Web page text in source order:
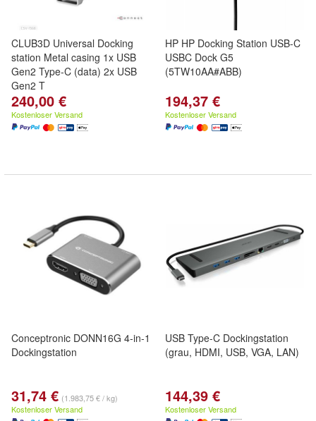
CLUB3D Universal Docking
station Metal casing 1x USB
Gen2 Type-C (data) 2x USB
Gen2 T
240,00 €
Kostenloser Versand
HP HP Docking Station USB-C
USBC Dock G5
(5TW10AA#ABB)
194,37 €
Kostenloser Versand
Conceptronic DONN16G 4-in-1
Dockingstation
31,74 € (1.983,75 € / kg)
Kostenloser Versand
USB Type-C Dockingstation
(grau, HDMI, USB, VGA, LAN)
144,39 €
Kostenloser Versand